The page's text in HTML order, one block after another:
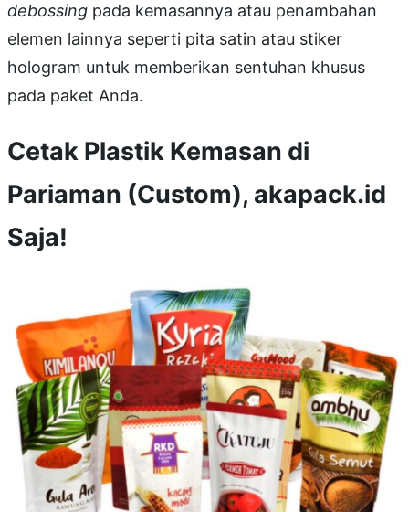
debossing pada kemasannya atau penambahan
elemen lainnya seperti pita satin atau stiker
hologram untuk memberikan sentuhan khusus
pada paket Anda.
Cetak Plastik Kemasan di
Pariaman (Custom), akapack.id
Saja!